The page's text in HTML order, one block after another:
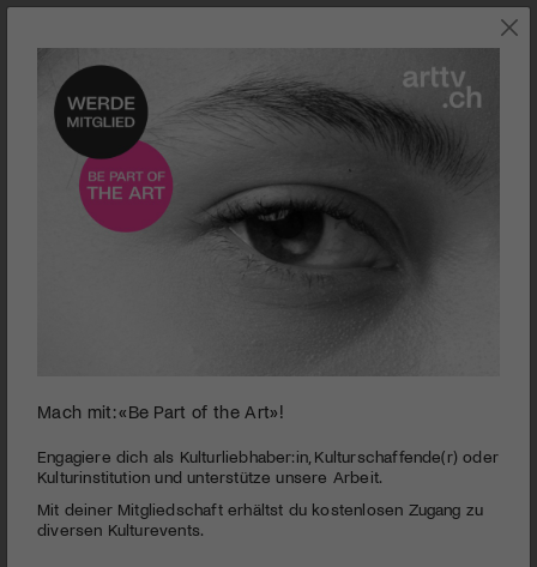
seconds
minutes,
seconds
Theater Basel | Motel Giovanni
PUBLIZIERT AM 30. JANUAR 2011
Jahres». Frische und unverbrauchte Projekte wie «Motel
Giovanni» tragen sicherlich ihren Teil dazu bei.
Mach mit: «Be Part of the Art»!
Engagiere dich als Kulturliebhaber:in, Kulturschaffende(r) oder
Kulturinstitution und unterstütze unsere Arbeit.
Mit deiner Mitgliedschaft erhältst du kostenlosen Zugang zu
diversen Kulturevents.